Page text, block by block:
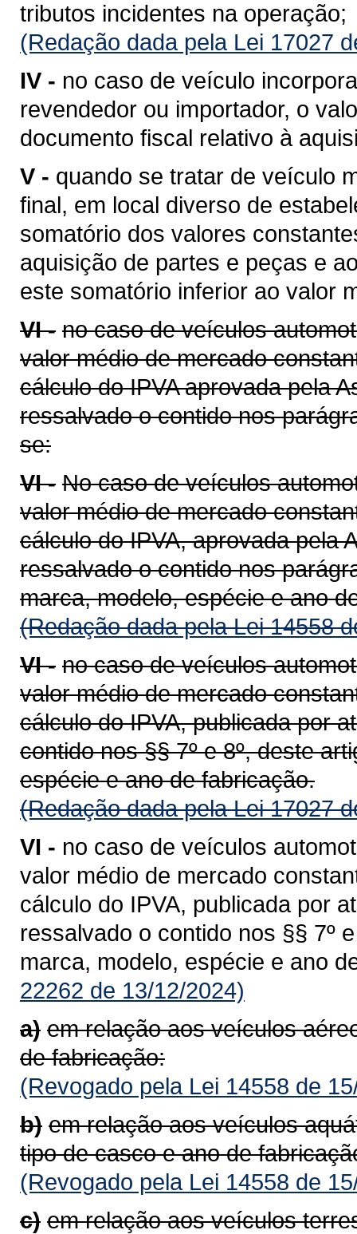
tributos incidentes na operação;
(Redação dada pela Lei 17027
IV - no caso de veículo
revendedor ou importador, o
documento fiscal relativo à
V - quando se tratar de veículo
final, em local diverso de
somatório dos valores
aquisição de partes e peças e
este somatório inferior ao valor
VI - no caso de veículos
valor médio de mercado
cálculo do IPVA aprovada pela
ressalvado o contido nos
se:
VI - No caso de veículos
valor médio de mercado
cálculo do IPVA, aprovada pela
ressalvado o contido nos
marca, modelo, espécie e ano
(Redação dada pela Lei 14558
VI - no caso de veículos
valor médio de mercado
cálculo do IPVA, publicada por
contido nos §§ 7º e 8º, deste
espécie e ano de fabricação.
(Redação dada pela Lei 17027
VI - no caso de veículos
valor médio de mercado
cálculo do IPVA, publicada por
ressalvado o contido nos §§ 7º
marca, modelo, espécie e ano
22262 de 13/12/2024)
a) em relação aos veículos
de fabricação:
(Revogado pela Lei 14558 de
b) em relação aos veículos
tipo de casco e ano de
(Revogado pela Lei 14558 de
c) em relação aos veículos